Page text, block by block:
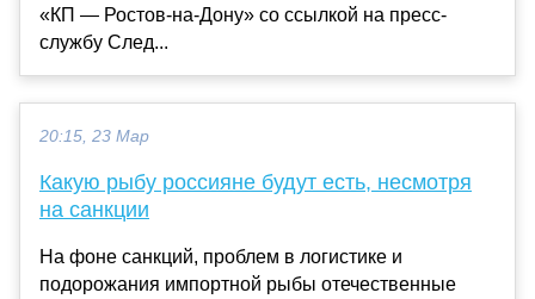
«КП — Ростов-на-Дону» со ссылкой на пресс-
службу След...
20:15, 23 Мар
Какую рыбу россияне будут есть, несмотря
на санкции
На фоне санкций, проблем в логистике и
подорожания импортной рыбы отечественные